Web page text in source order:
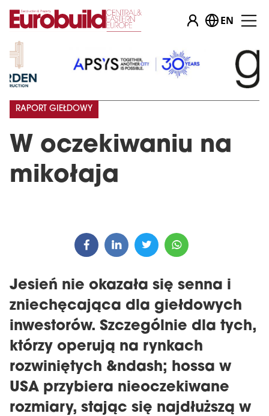
EN
W oczekiwaniu na
mikołaja
RAPORT GIEŁDOWY
Jesień nie okazała się senna i
zniechęcająca dla giełdowych
inwestorów. Szczególnie dla tych,
którzy operują na rynkach
rozwiniętych &ndash; hossa w
USA przybiera nieoczekiwane
rozmiary, stając się najdłuższą w